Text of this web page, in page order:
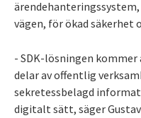
vägen, för ökad säkerhet
- SDK-lösningen
delar av offentlig
sekretessbelagd
digitalt sätt, säger